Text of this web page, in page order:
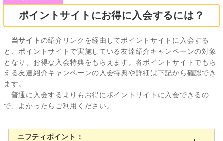
ポイントサイトにお得に入会するには？
当サイト の紹介リンクを経由してポイントサイトに入会する
と、ポイントサイトで実施している友達紹介キャンペーンの対象
となり、お得な入会特典をもらえます。各ポイントサイトでもら
える友達紹介キャンペーンの入会特典や詳細は下記から確認でき
ます。
普通に入会するよりもお得にポイントサイトに入会できるの
で、よかったらご利用ください。
ニフティポイント：